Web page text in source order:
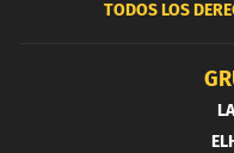
TODOS LOS